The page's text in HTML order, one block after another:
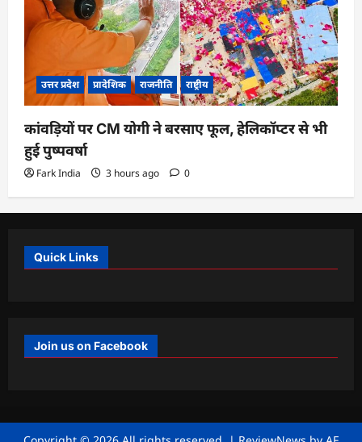
उत्तर प्रदेश प्रादेशिक राजनीति राष्ट्रीय
कांवड़ियों पर CM योगी ने बरसाए फूल, हेलिकॉप्टर से भी
हुई पुष्पवर्षा
Fark India 3 hours ago 0
Quick Links
Join us on Facebook